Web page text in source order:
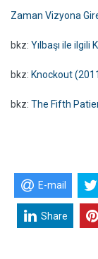
Zaman Vizyona
bkz: Yılbaşı ile ilgili
bkz: Knockout
bkz: The Fifth
E-mail
Share